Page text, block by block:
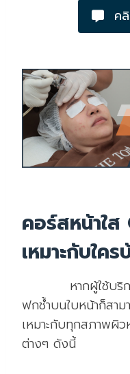
ค
คอร์สหน้าใ
เหมาะกับใคร
หากผู้ใช้บริการ
ฟกช้ำบนใบหน้าก็สา
เหมาะกับทุกสภาพผิ
ต่างๆ ดังนี้